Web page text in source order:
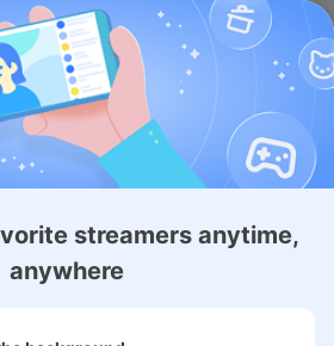
streamers anytime,
anywhere
(c) 2009-2026 Moi Corp.